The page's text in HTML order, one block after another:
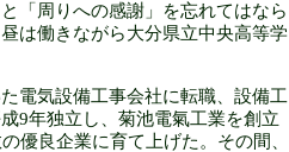
「周りへの感謝」を忘れてはなら
は働きながら大分県立中央高等学
電気設備工事会社に転職、設備工
9年独立し、菊池電氣工業を創立
優良企業に育て上げた。その間、